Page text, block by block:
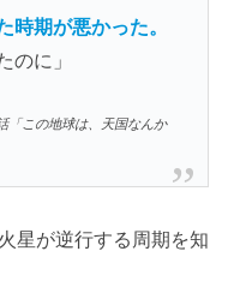
時期が悪かった。
のに」
この地球は、天国なんか
星が逆行する周期を知